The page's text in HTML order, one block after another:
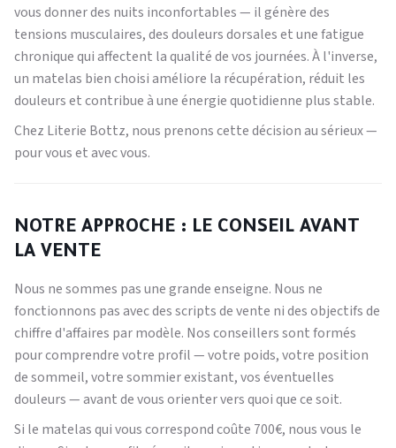
vous donner des nuits inconfortables — il génère des
tensions musculaires, des douleurs dorsales et une fatigue
chronique qui affectent la qualité de vos journées. À l'inverse,
un matelas bien choisi améliore la récupération, réduit les
douleurs et contribue à une énergie quotidienne plus stable.
Chez Literie Bottz, nous prenons cette décision au sérieux —
pour vous et avec vous.
NOTRE APPROCHE : LE CONSEIL AVANT
LA VENTE
Nous ne sommes pas une grande enseigne. Nous ne
fonctionnons pas avec des scripts de vente ni des objectifs de
chiffre d'affaires par modèle. Nos conseillers sont formés
pour comprendre votre profil — votre poids, votre position
de sommeil, votre sommier existant, vos éventuelles
douleurs — avant de vous orienter vers quoi que ce soit.
Si le matelas qui vous correspond coûte 700€, nous vous le